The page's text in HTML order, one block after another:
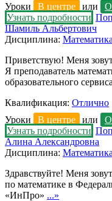
Уроки
В центре или
Узнать подробности
Шамиль Альбертович
Дисциплина: Математика
Приветствую! Меня
Я преподаватель
образовательного
Квалификация: Отлично
Уроки
В центре или
Узнать подробности
Алина Александровна
Дисциплина: Математика
Здравствуйте! Меня
по математике в
«ИнПро» ...»